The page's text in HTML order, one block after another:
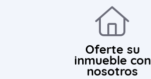
Oferte su
inmueble con
nosotros